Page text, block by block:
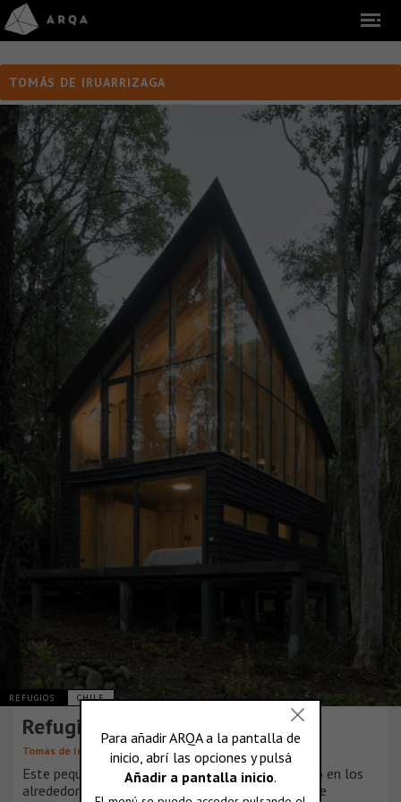
TOMÁS DE IRUARRIZAGA
REFUGIOS CHILE
Refugio Calfuco
Tomás de Iruarrizaga
Este pequeño refugio de unos 50m2, está ubicado en los
alrededores de Valdivia, en la costa del pacífico. Se